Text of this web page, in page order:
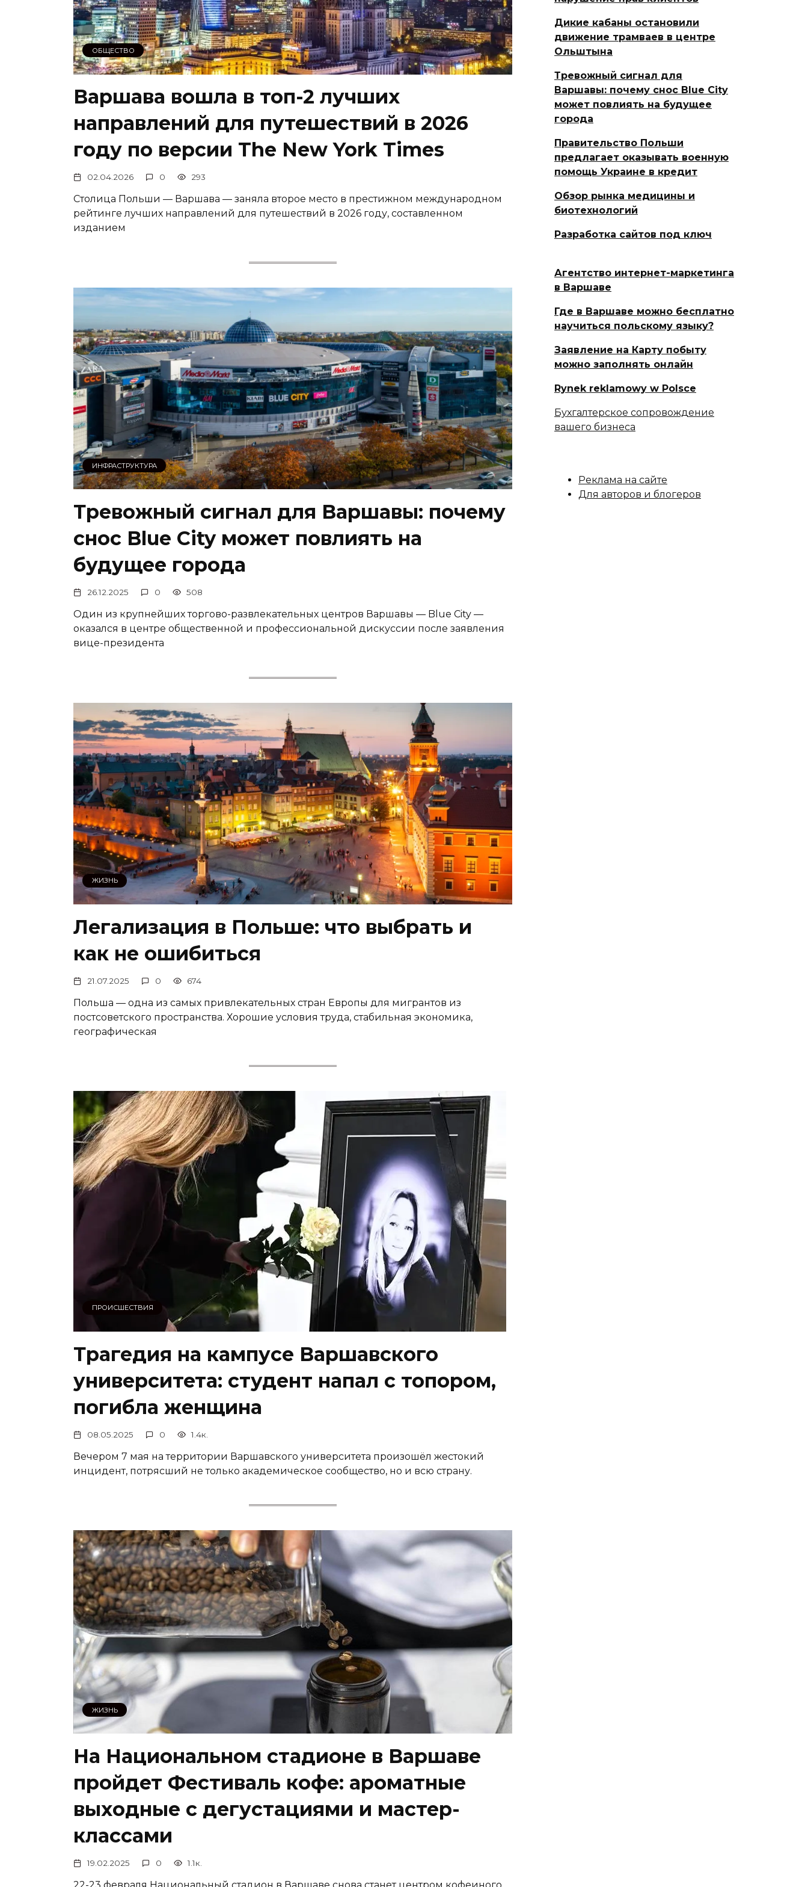
ОБЩЕСТВО
Варшава вошла в топ-2 лучших
направлений для путешествий в 2026
году по версии The New York Times
02.04.2026 0 293
Столица Польши — Варшава — заняла второе место в престижном международном
рейтинге лучших направлений для путешествий в 2026 году, составленном
изданием
ИНФРАСТРУКТУРА
Тревожный сигнал для Варшавы: почему
снос Blue City может повлиять на
будущее города
26.12.2025 0 508
Один из крупнейших торгово-развлекательных центров Варшавы — Blue City —
оказался в центре общественной и профессиональной дискуссии после заявления
вице-президента
ЖИЗНЬ
Легализация в Польше: что выбрать и
как не ошибиться
21.07.2025 0 674
Польша — одна из самых привлекательных стран Европы для мигрантов из
постсоветского пространства. Хорошие условия труда, стабильная экономика,
географическая
ПРОИСШЕСТВИЯ
Трагедия на кампусе Варшавского
университета: студент напал с топором,
погибла женщина
08.05.2025 0 1.4к.
Вечером 7 мая на территории Варшавского университета произошёл жестокий
инцидент, потрясший не только академическое сообщество, но и всю страну.
ЖИЗНЬ
На Национальном стадионе в Варшаве
пройдет Фестиваль кофе: ароматные
выходные с дегустациями и мастер-
классами
19.02.2025 0 1.1к.
Дикие кабаны остановили
движение трамваев в центре
Ольштына
Тревожный сигнал для
Варшавы: почему снос Blue City
может повлиять на будущее
города
Правительство Польши
предлагает оказывать военную
помощь Украине в кредит
Обзор рынка медицины и
биотехнологий
Разработка сайтов под ключ
Агентство интернет-маркетинга
в Варшаве
Где в Варшаве можно бесплатно
научиться польскому языку?
Заявление на Карту побыту
можно заполнять онлайн
Rynek reklamowy w Polsce
Бухгалтерское сопровождение
вашего бизнеса
Реклама на сайте
Для авторов и блогеров